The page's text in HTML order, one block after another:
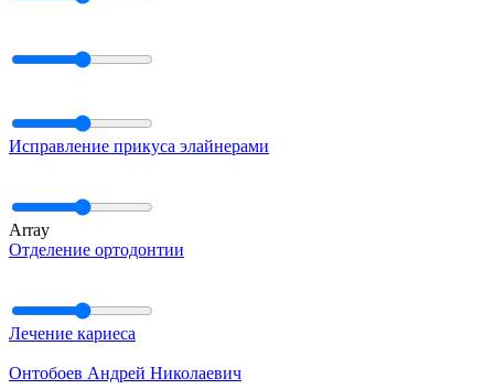
Исправление прикуса элайнерами
Array
Отделение ортодонтии
Лечение кариеса
Онтобоев Андрей Николаевич